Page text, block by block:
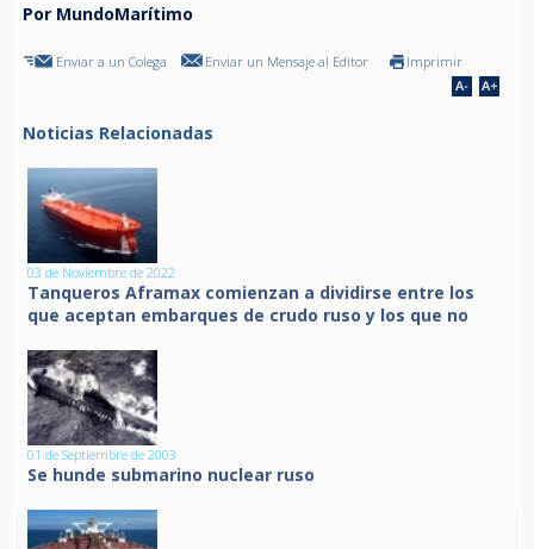
Por MundoMarítimo
Enviar a un Colega Enviar un Mensaje al Editor Imprimir
Noticias Relacionadas
03 de Noviembre de 2022
Tanqueros Aframax comienzan a dividirse entre los
que aceptan embarques de crudo ruso y los que no
01 de Septiembre de 2003
Se hunde submarino nuclear ruso